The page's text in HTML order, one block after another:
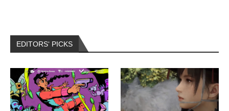
EDITORS‘ PICKS